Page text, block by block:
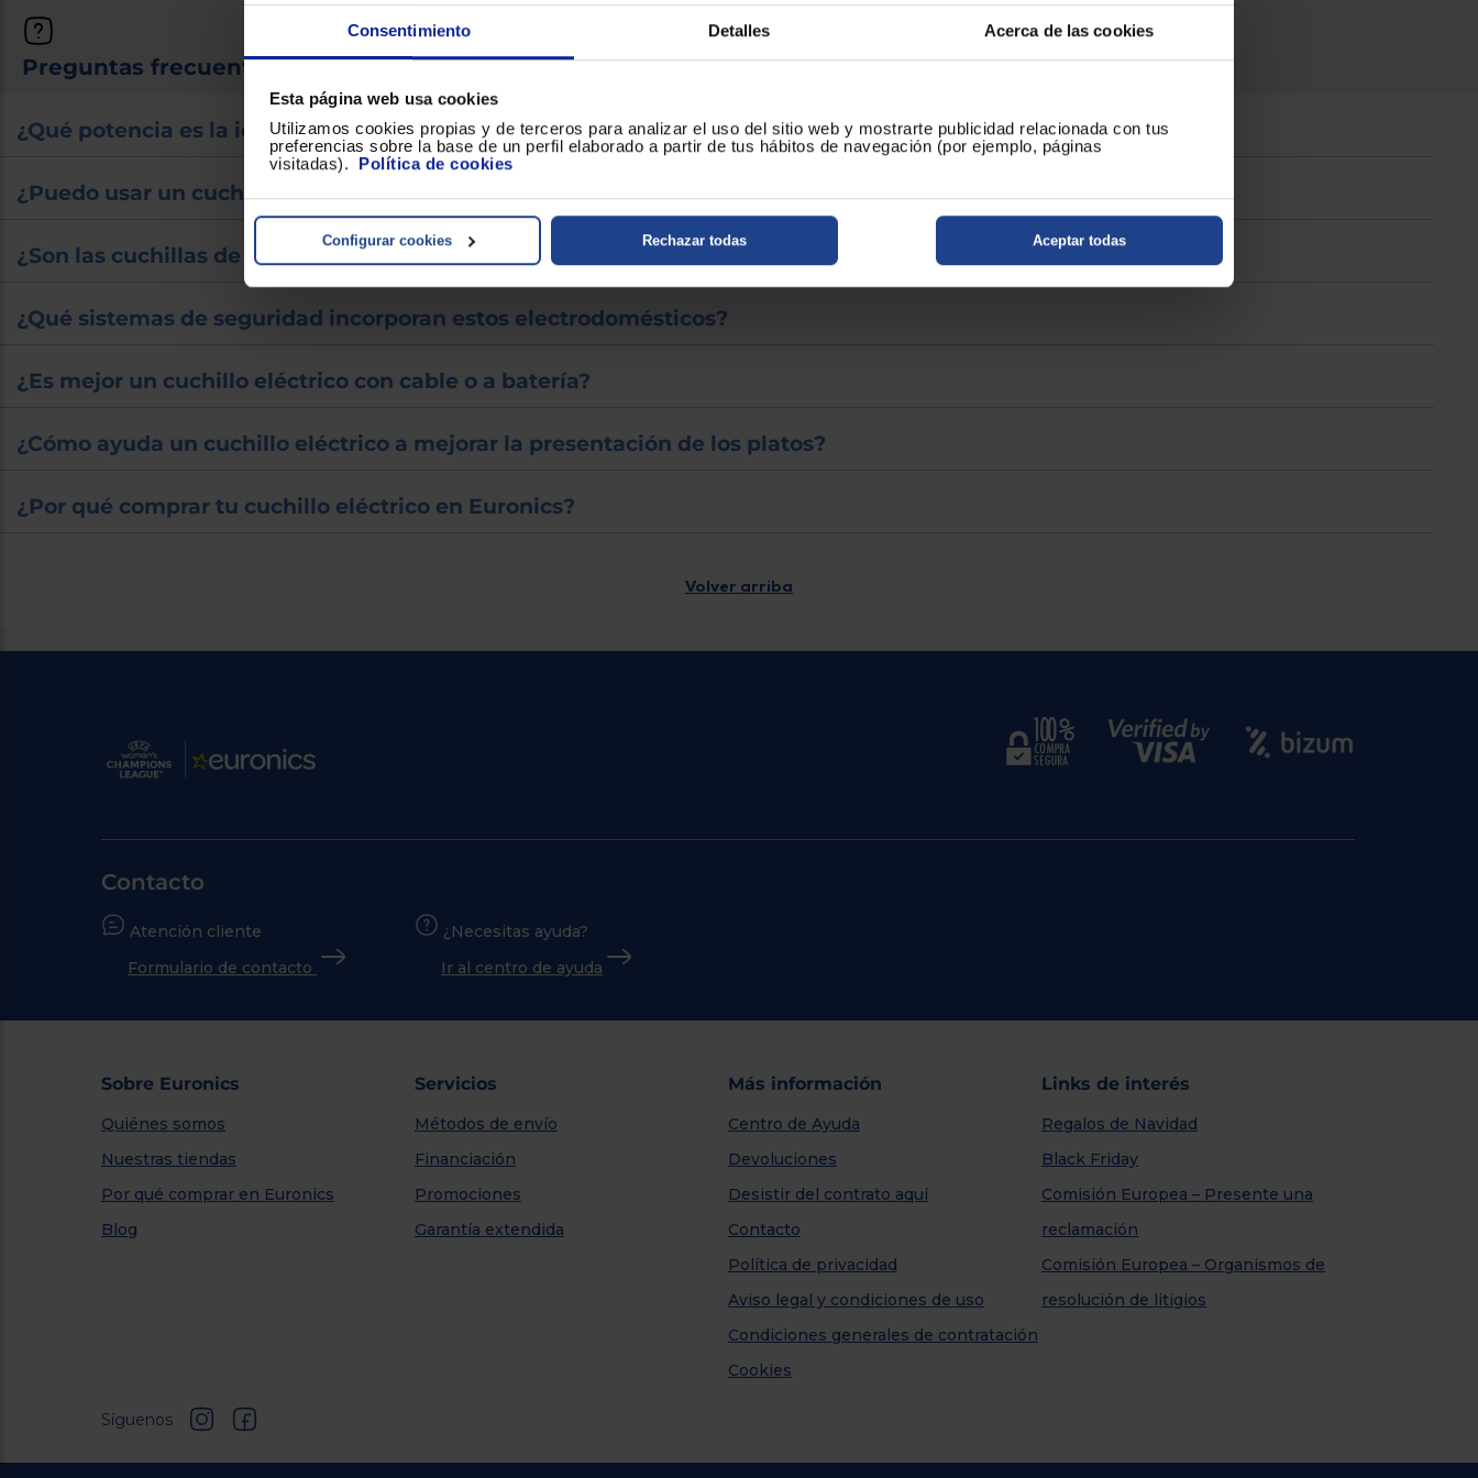
Consentimiento Detalles Acerca de las cookies
Esta página web usa cookies
Utilizamos cookies propias y de terceros para analizar el uso del sitio web y mostrarte publicidad relacionada con tus
preferencias sobre la base de un perfil elaborado a partir de tus hábitos de navegación (por ejemplo, páginas
visitadas). Política de cookies
Rechazar todas
Configurar cookies Aceptar todas
Preguntas frecuentes sobre cuchillos eléctricos
¿Qué potencia es la ideal para un cuchillo eléctrico de cocina?
¿Puedo usar un cuchillo eléctrico para cortar alimentos congelados?
¿Son las cuchillas de los cuchillos eléctricos aptas para lavavajillas?
¿Qué sistemas de seguridad incorporan estos electrodomésticos?
¿Es mejor un cuchillo eléctrico con cable o a batería?
¿Cómo ayuda un cuchillo eléctrico a mejorar la presentación de los platos?
¿Por qué comprar tu cuchillo eléctrico en Euronics?
Volver arriba
Contacto
Atención cliente
Formulario de contacto
¿Necesitas ayuda?
Ir al centro de ayuda
Sobre Euronics
Quiénes somos
Nuestras tiendas
Por qué comprar en Euronics
Blog
Servicios
Métodos de envío
Financiación
Promociones
Garantía extendida
Más información
Centro de Ayuda
Devoluciones
Desistir del contrato aquí
Contacto
Política de privacidad
Aviso legal y condiciones de uso
Condiciones generales de contratación
Cookies
Links de interés
Regalos de Navidad
Black Friday
Comisión Europea – Presente una
reclamación
Comisión Europea – Organismos de
resolución de litigios
Síguenos